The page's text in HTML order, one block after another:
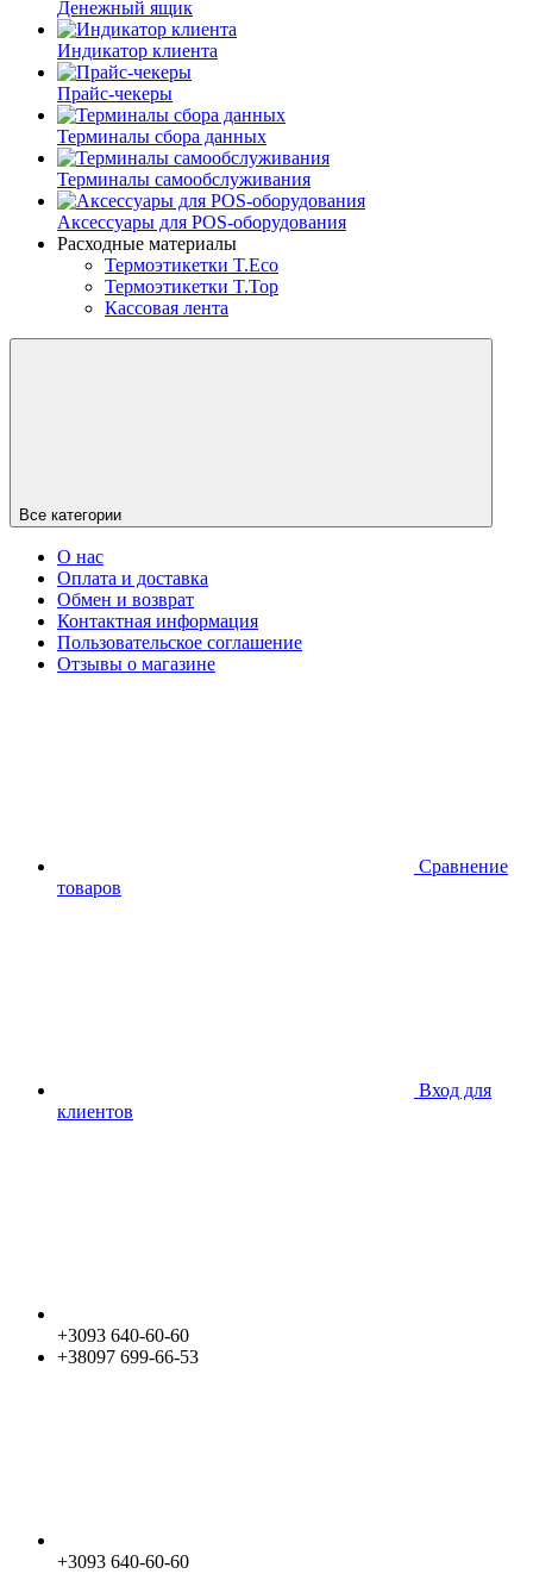
Денежный ящик
Индикатор клиента
Прайс-чекеры
Терминалы сбора данных
Терминалы самообслуживания
Аксессуары для POS-оборудования
Расходные материалы
Термоэтикетки T.Eco
Термоэтикетки T.Top
Кассовая лента
Все категории
О нас
Оплата и доставка
Обмен и возврат
Контактная информация
Пользовательское соглашение
Отзывы о магазине
Сравнение
товаров
Вход для
клиентов
+3093 640-60-60
+38097 699-66-53
+3093 640-60-60